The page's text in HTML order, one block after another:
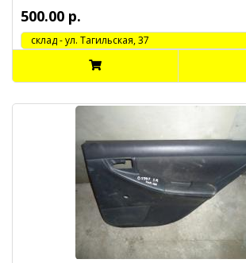
500.00 р.
cклад - ул. Тагильская, 37